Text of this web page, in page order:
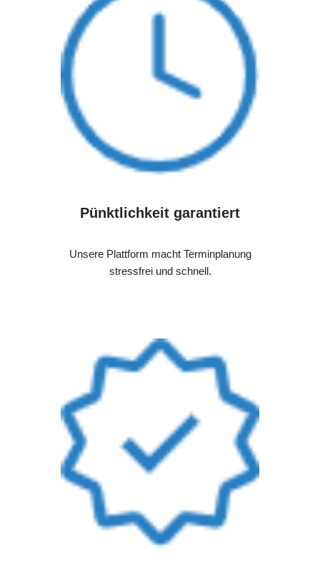
Pünktlichkeit garantiert
Unsere Plattform macht Terminplanung
stressfrei und schnell.